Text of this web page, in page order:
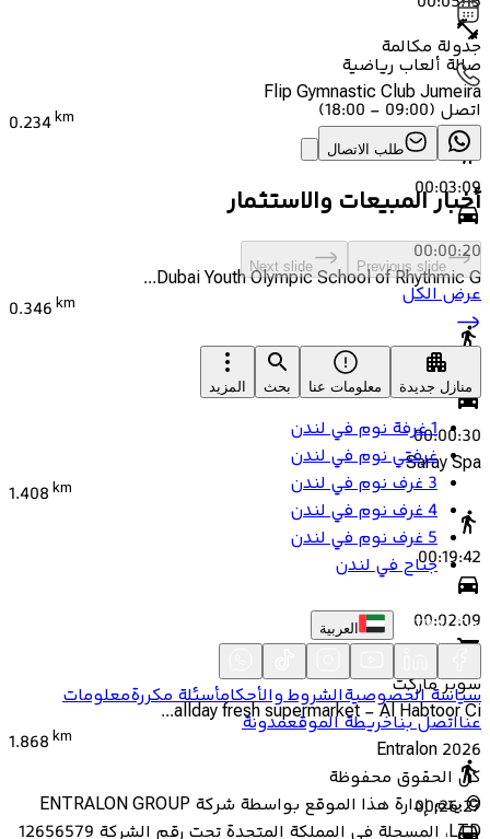
صالة ألعاب رياضية
Flip Gymnastic Club Jumeira
0.234km
00:03:09
00:00:20
Dubai Youth Olympic School of Rhythmic G...
0.346 km
00:04:41
00:00:30
Saray Spa
1.408 km
00:19:42
00:02:09
سوبر ماركت
allday fresh supermarket - Al Habtoor Ci...
1.868 km
00:26:27
جدولة مكالمة
اتصل (
09:00 - 18:00
)
طلب الاتصال
أخبار المبيعات والاستثمار
Previous slide
Next slide
عرض الكل
منازل جديدة معلومات عنا بحث المزيد
1 غرفة نوم في لندن
غرفتي نوم في لندن
3 غرف نوم في لندن
4 غرف نوم في لندن
5 غرف نوم في لندن
جناح في لندن
العربية
سياسة الخصوصيةالشروط والأحكامأسئلة مكررةمعلومات
عنااتصل بناخريطة الموقعمدونة
2026
كل الحقوق محفوظة
©
يتم إدارة هذا الموقع بواسطة شركة ENTRALON GROUP
LTD، المسجلة في المملكة المتحدة تحت رقم الشركة 12656579